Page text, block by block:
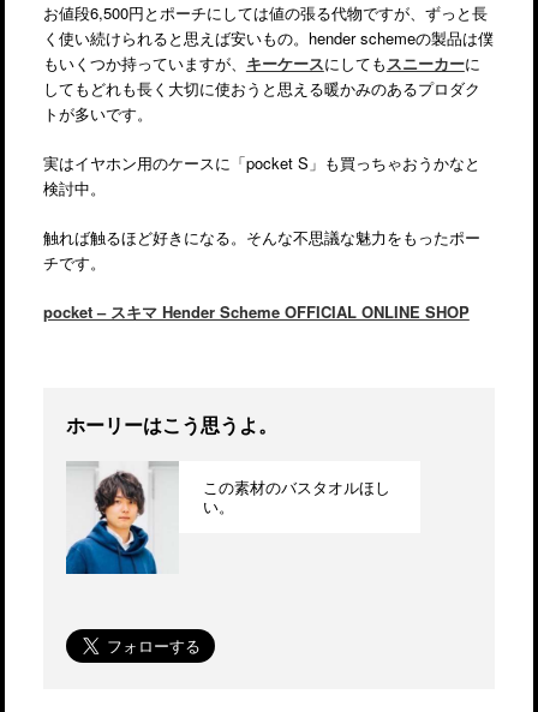
お値段6,500円とポーチにしては値の張る代物ですが、ずっと長
く使い続けられると思えば安いもの。hender schemeの製品は僕
もいくつか持っていますが、 キーケースにしてもスニーカーに
してもどれも長く大切に使おうと思える暖かみのあるプロダク
トが多いです。
実はイヤホン用のケースに「pocket S」も買っちゃおうかなと
検討中。
触れば触るほど好きになる。そんな不思議な魅力をもったポー
チです。
pocket – スキマ Hender Scheme OFFICIAL ONLINE SHOP
ホーリーはこう思うよ。
この素材のバスタオルほし
い。